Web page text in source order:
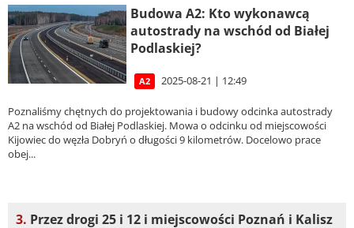
Budowa A2: Kto wykonawcą
autostrady na wschód od Białej
Podlaskiej?
A2 2025-08-21 | 12:49
Poznaliśmy chętnych do projektowania i budowy odcinka autostrady
A2 na wschód od Białej Podlaskiej. Mowa o odcinku od miejscowości
Kijowiec do węzła Dobryń o długości 9 kilometrów. Docelowo prace
obej...
3. Przez drogi 25 i 12 i miejscowości Poznań i Kalisz